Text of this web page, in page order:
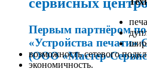
Первым партнёром по
«Устройства печати»
(ООО «Мастер-
возможность сетевого
экономичность.